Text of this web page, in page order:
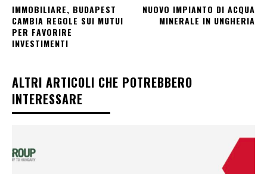
IMMOBILIARE, BUDAPEST
CAMBIA REGOLE SUI MUTUI
PER FAVORIRE
INVESTIMENTI
NUOVO IMPIANTO DI ACQUA
MINERALE IN UNGHERIA
ALTRI ARTICOLI CHE POTREBBERO
INTERESSARE